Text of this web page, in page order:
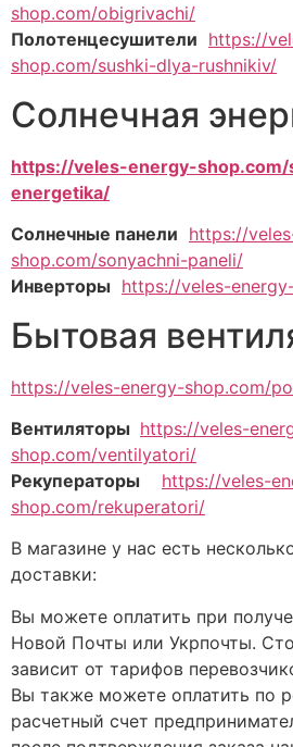
shop.com/obigrivachi/
Полотенцесушители https://
shop.com/sushki-dlya-rushnikiv/
Солнечная
https://veles-energy-shop.com/
energetika/
Солнечные панели https://
shop.com/sonyachni-paneli/
Инверторы https://veles-
Бытовая
https://veles-energy-shop.com/
Вентиляторы https://veles-
shop.com/ventilyatori/
Рекуператоры
https://veles-
shop.com/rekuperatori/
В магазине у нас есть
доставки:
Вы можете оплатить при
Новой Почты или Укрпочты.
зависит от тарифов
Вы также можете оплатить по
расчетный счет